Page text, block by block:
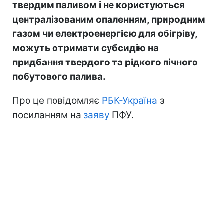
твердим паливом і не користуються
централізованим опаленням, природним
газом чи електроенергією для обігріву,
можуть отримати субсидію на
придбання твердого та рідкого пічного
побутового палива.
Про це повідомляє РБК-Україна з
посиланням на заяву ПФУ.